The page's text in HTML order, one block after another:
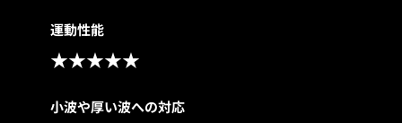
運動性能
★★★★★
小波や厚い波への対応